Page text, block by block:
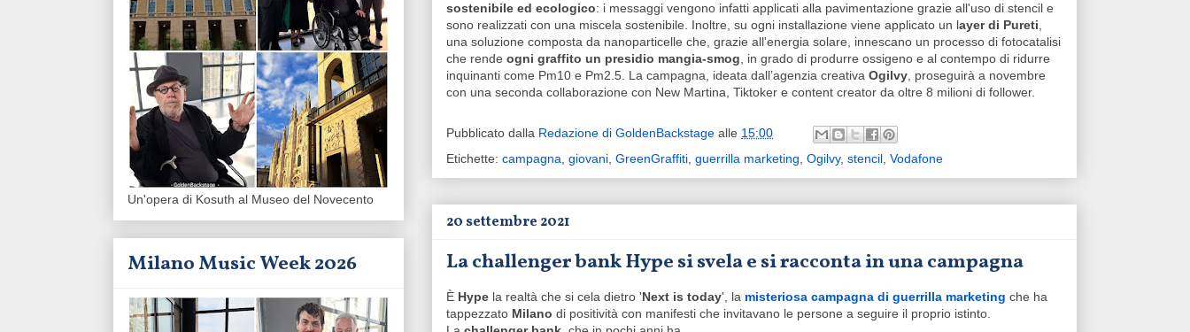
sostenibile ed ecologico: i messaggi vengono infatti applicati alla pavimentazione grazie all'uso di stencil e
sono realizzati con una miscela sostenibile. Inoltre, su ogni installazione viene applicato un layer di Pureti,
una soluzione composta da nanoparticelle che, grazie all'energia solare, innescano un processo di fotocatalisi
che rende ogni graffito un presidio mangia-smog, in grado di produrre ossigeno e al contempo di ridurre
inquinanti come Pm10 e Pm2.5. La campagna, ideata dall’agenzia creativa Ogilvy, proseguirà a novembre
con una seconda collaborazione con New Martina, Tiktoker e content creator da oltre 8 milioni di follower.
Pubblicato dalla Redazione di GoldenBackstage alle 15:00
Etichette: campagna, giovani, GreenGraffiti, guerrilla marketing, Ogilvy, stencil, Vodafone
20 settembre 2021
La challenger bank Hype si svela e si racconta in una campagna
È Hype la realtà che si cela dietro 'Next is today', la misteriosa campagna di guerrilla marketing che ha
tappezzato Milano di positività con manifesti che invitavano le persone a seguire il proprio istinto.
Un'opera di Kosuth al Museo del Novecento
Milano Music Week 2026